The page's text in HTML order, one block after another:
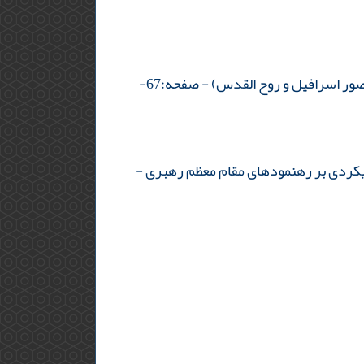
اسرافیل و روح القدس) - صفحه:67-
بر رهنمودهای مقام معظم رهبری-